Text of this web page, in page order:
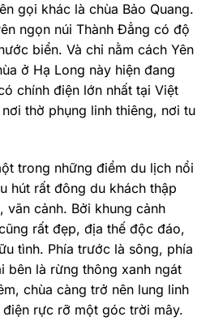
gọi khác là chùa Bảo Quang.
ngọn núi Thành Đẳng có độ
biển. Và chỉ nằm cách Yên
ở Hạ Long này hiện đang
chính điện lớn nhất tại Việt
thờ phụng linh thiêng, nơi tu
trong những điểm du lịch nổi
hút rất đông du khách thập
vãn cảnh. Bởi khung cảnh
rất đẹp, địa thế độc đáo,
tình. Phía trước là sông, phía
bên là rừng thông xanh ngát
chùa càng trở nên lung linh
rực rỡ một góc trời mây.